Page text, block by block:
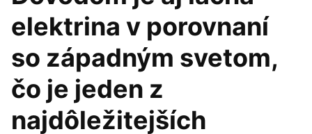
elektrina v porovnaní
so západným svetom,
čo je jeden z
najdôležitejších